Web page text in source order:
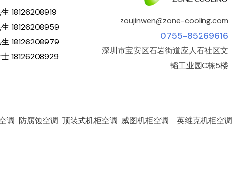
18126208919
18126208959
18126208979
18126208929
zoujinwen@zone-cooling.com
0755-85269616
深圳市宝安区石岩街道应人石社区文
韬工业园C栋5楼
调 防腐蚀空调 顶装式机柜空调 威图机柜空调 英维克机柜空调